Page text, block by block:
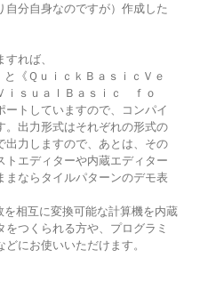
自分自身なのですが）作成した
れば、
《ＱｕｉｃｋＢａｓｉｃＶｅ
ｉｓｕａｌＢａｓｉｃ ｆｏ
トしていますので、コンパイ
。出力形式はそれぞれの形式の
出力しますので、あとは、その
トエディターや内蔵エディター
まならタイルパターンのデモ表
相互に変換可能な計算機を内蔵
をつくられる方や、プログラミ
にお使いいただけます。